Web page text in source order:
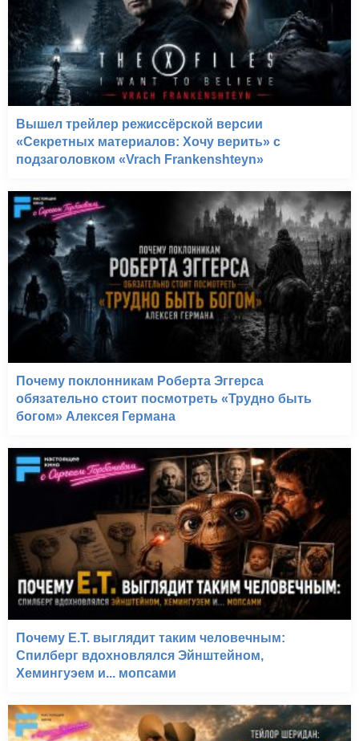
Вышел трейлер режиссёрской версии
«Секретных материалов: Хочу верить» с
подзаголовком «Vrach Frankenshteyn»
Почему поклонникам Роберта Эггерса
обязательно стоит посмотреть «Трудно быть
богом» Алексея Германа
Почему E.T. выглядит таким человечным:
Спилберг вдохновлялся Эйнштейном,
Хемингуэем и... мопсами